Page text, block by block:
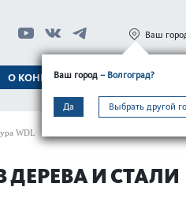
О КОНЦЕРНЕ ТЕХПОДДЕРЖКА
Ваш город – Волгоград?
Да Выбрать другой
Ваш
WDL
ДЕРЕВА И СТАЛИ